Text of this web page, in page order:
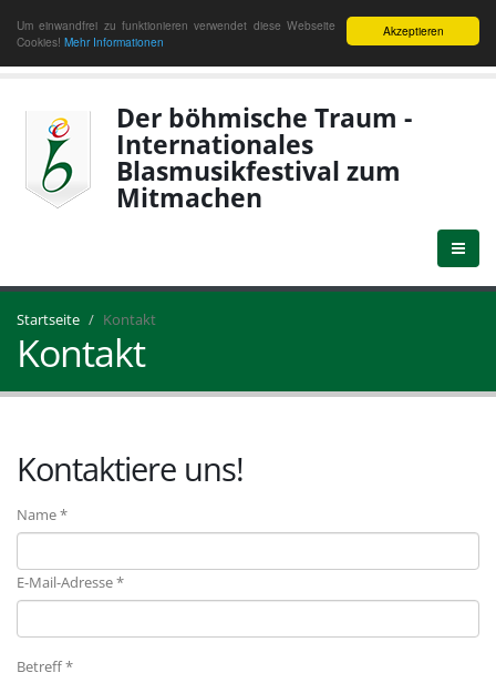
Akzeptieren
Um einwandfrei zu funktionieren verwendet diese Webseite
Cookies! Mehr Informationen
Der böhmische Traum -
Internationales
Blasmusikfestival zum
Mitmachen
Startseite Kontakt
Kontakt
Kontaktiere uns!
Name *
E-Mail-Adresse *
Betreff *